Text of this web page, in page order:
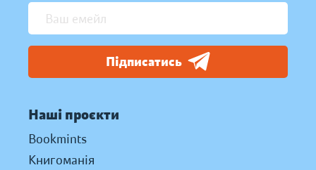
Підписатись
Наші проєкти
Bookmints
Книгоманія